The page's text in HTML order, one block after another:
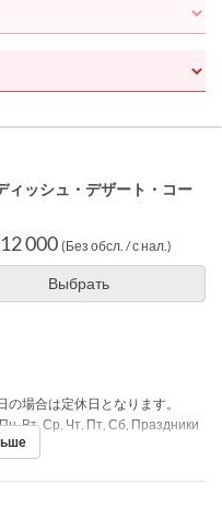
ィッシュ・デザート・コー
000 (Без обсл. / с нал.)
Выбрать
場合は定休日となります。
Вт, Ср, Чт, Пт, Сб, Праздники